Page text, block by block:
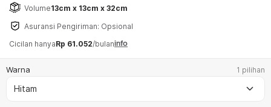
Cicilan hanyaRp 61.052/bulaninfo
Volume13cm x 13cm x 32cm
Asuransi Pengiriman: Opsional
Warna 1 pilihan
Hitam keyboard_arrow_down